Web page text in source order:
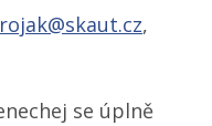
,
se úplně